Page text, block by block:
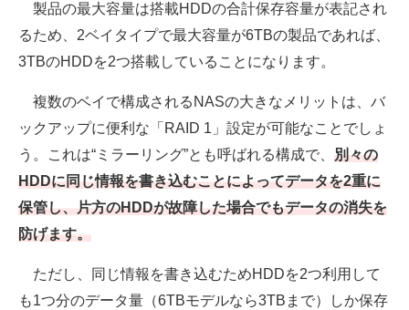
製品の最大容量は搭載HDDの合計保存容量が表記され
るため、2ベイタイプで最大容量が6TBの製品であれば、
3TBのHDDを2つ搭載していることになります。
複数のベイで構成されるNASの大きなメリットは、バ
ックアップに便利な「RAID 1」設定が可能なことでしょ
う。これは“ミラーリング”とも呼ばれる構成で、 別々の
HDDに同じ情報を書き込むことによってデータを2重に
保管し、片方のHDDが故障した場合でもデータの消失を
防げます。
ただし、同じ情報を書き込むためHDDを2つ利用して
も1つ分のデータ量（6TBモデルなら3TBまで）しか保存